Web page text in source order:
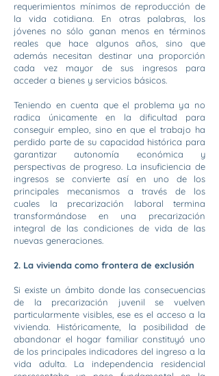
requerimientos mínimos de reproducción de
la vida cotidiana. En otras palabras, los
jóvenes no sólo ganan menos en términos
reales que hace algunos años, sino que
además necesitan destinar una proporción
cada vez mayor de sus ingresos para
acceder a bienes y servicios básicos.
Teniendo en cuenta que el problema ya no
radica únicamente en la dificultad para
conseguir empleo, sino en que el trabajo ha
perdido parte de su capacidad histórica para
garantizar autonomía económica y
perspectivas de progreso. La insuficiencia de
ingresos se convierte así en uno de los
principales mecanismos a través de los
cuales la precarización laboral termina
transformándose en una precarización
integral de las condiciones de vida de las
nuevas generaciones.
2. La vivienda como frontera de exclusión
Si existe un ámbito donde las consecuencias
de la precarización juvenil se vuelven
particularmente visibles, ese es el acceso a la
vivienda. Históricamente, la posibilidad de
abandonar el hogar familiar constituyó uno
de los principales indicadores del ingreso a la
vida adulta. La independencia residencial